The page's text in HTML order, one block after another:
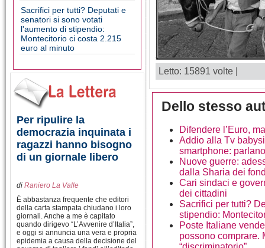
Sacrifici per tutti? Deputati e
senatori si sono votati
l'aumento di stipendio:
Montecitorio ci costa 2.215
euro al minuto
Per ripulire la
democrazia inquinata i
ragazzi hanno bisogno
di un giornale libero
di Raniero La Valle
È abbastanza frequente che editori
della carta stampata chiudano i loro
giornali. Anche a me è capitato
quando dirigevo “L’Avvenire d’Italia”,
e oggi si annuncia una vera e propria
epidemia a causa della decisione del
Letto: 15891 volte |
Dello stesso
Difendere l’Euro,
Addio alla Tv
smartphone:
Nuove guerre:
dalla Sharia dei
Cari sindaci e
dei cittadini
Sacrifici per tutti?
stipendio:
Poste Italiane
possono comprare.